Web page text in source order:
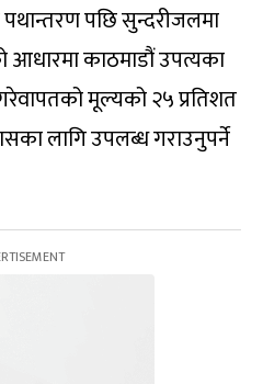
पथान्तरण पछि सुन्दरीजलमा
आधारमा काठमाडौं उपत्यका
मूल्यको २५ प्रतिशत
लागि उपलब्ध गराउनुपर्ने